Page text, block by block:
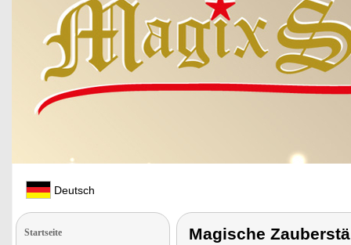
Deutsch
Startseite Magische